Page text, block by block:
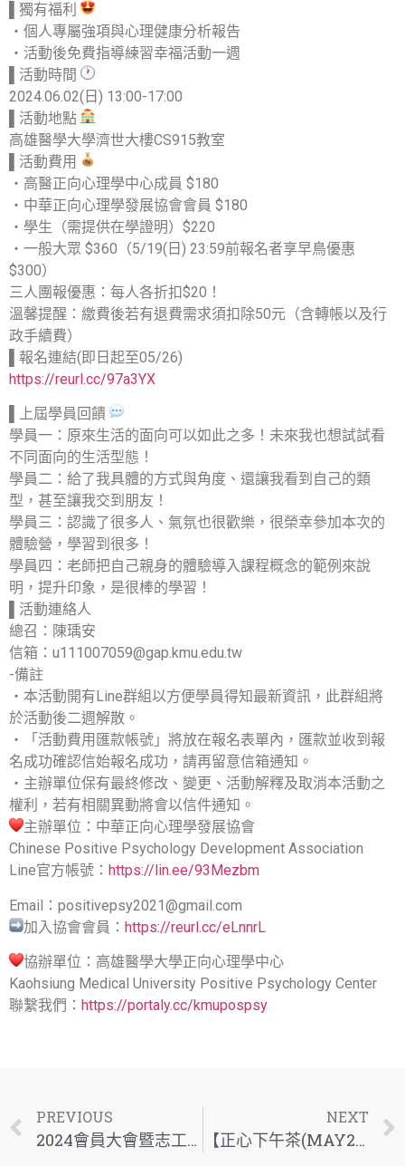
▌獨有福利
‧個人專屬強項與心理健康分析報告
‧活動後免費指導練習幸福活動一週
▌活動時間
2024.06.02(日) 13:00-17:00
▌活動地點
高雄醫學大學濟世大樓CS915教室
▌活動費用
‧高醫正向心理學中心成員 $180
‧中華正向心理學發展協會會員 $180
‧學生（需提供在學證明）$220
‧一般大眾 $360（5/19(日) 23:59前報名者享早鳥優惠
$300）
三人團報優惠：每人各折扣$20！
溫馨提醒：繳費後若有退費需求須扣除50元（含轉帳以及行
政手續費）
️▌報名連結(即日起至05/26)
https://reurl.cc/97a3YX
▌上屆學員回饋
學員一：原來生活的面向可以如此之多！未來我也想試試看
不同面向的生活型態！
學員二：給了我具體的方式與角度、還讓我看到自己的類
型，甚至讓我交到朋友！
學員三：認識了很多人、氣氛也很歡樂，很榮幸參加本次的
體驗營，學習到很多！
學員四：老師把自己親身的體驗導入課程概念的範例來說
明，提升印象，是很棒的學習！
▌活動連絡人
總召：陳瑀安
信箱：u111007059@gap.kmu.edu.tw
-備註
‧本活動開有Line群組以方便學員得知最新資訊，此群組將
於活動後二週解散。
‧「活動費用匯款帳號」將放在報名表單內，匯款並收到報
名成功確認信始報名成功，請再留意信箱通知。
‧主辦單位保有最終修改、變更、活動解釋及取消本活動之
權利，若有相關異動將會以信件通知。
主辦單位：中華正向心理學發展協會
Chinese Positive Psychology Development Association
Line官方帳號： https://lin.ee/93Mezbm
Email：positivepsy2021@gmail.com
加入協會會員： https://reurl.cc/eLnnrL
️協辦單位：高雄醫學大學正向心理學中心
Kaohsiung Medical University Positive Psychology Center
聯繫我們： https://portaly.cc/kmupospsy
PREVIOUS
2024會員大會暨志工大會及加碼活動報名專區！
NEXT
【正心下午茶(MAY2024)】正心x銷售力